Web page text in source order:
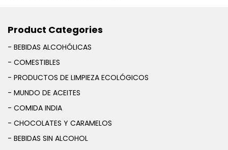
Product Categories
- BEBIDAS ALCOHÓLICAS
- COMESTIBLES
- PRODUCTOS DE LIMPIEZA ECOLÓGICOS
- MUNDO DE ACEITES
- COMIDA INDIA
- CHOCOLATES Y CARAMELOS
- BEBIDAS SIN ALCOHOL